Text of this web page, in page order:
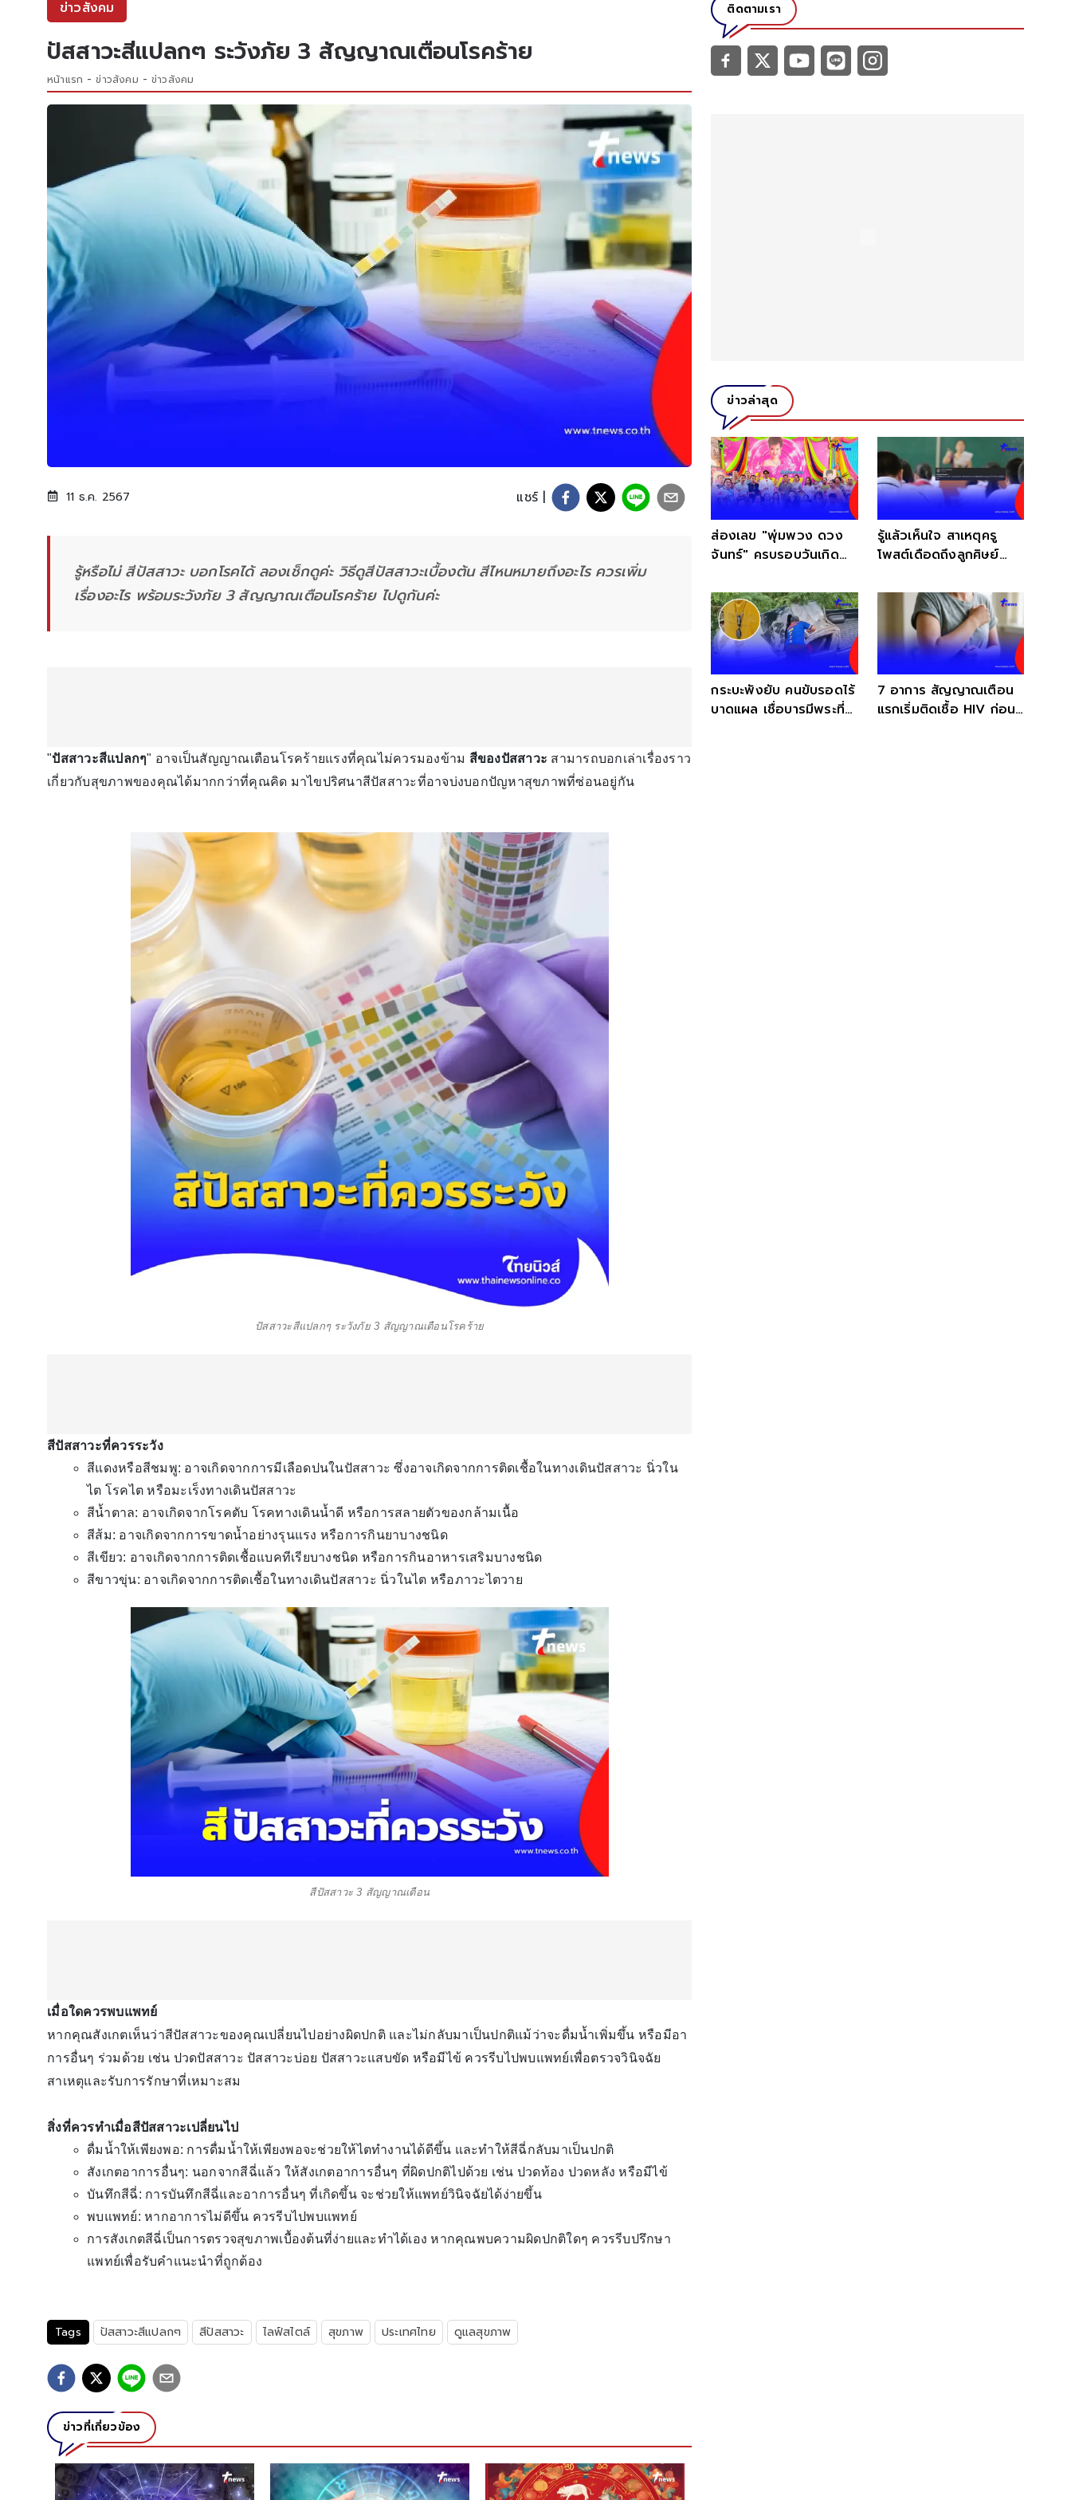
ข่าวสังคม
ปัสสาวะสีแปลกๆ ระวังภัย 3 สัญญาณเตือนโรคร้าย
หน้าแรก ข่าวสังคม ข่าวสังคม
11 ธ.ค. 2567 แชร์ |
รู้หรือไม่ สีปัสสาวะ บอกโรคได้ ลองเช็กดูค่ะ วิธีดูสีปัสสาวะเบื้องต้น สีไหนหมายถึงอะไร ควรเพิ่ม
เรื่องอะไร พร้อมระวังภัย 3 สัญญาณเตือนโรคร้าย ไปดูกันค่ะ
"ปัสสาวะสีแปลกๆ" อาจเป็นสัญญาณเตือนโรคร้ายแรงที่คุณไม่ควรมองข้าม สีของปัสสาวะ สามารถบอกเล่าเรื่องราว
เกี่ยวกับสุขภาพของคุณได้มากกว่าที่คุณคิด มาไขปริศนาสีปัสสาวะที่อาจบ่งบอกปัญหาสุขภาพที่ซ่อนอยู่กัน
ปัสสาวะสีแปลกๆ ระวังภัย 3 สัญญาณเตือนโรคร้าย
สีปัสสาวะที่ควรระวัง
สีแดงหรือสีชมพู: อาจเกิดจากการมีเลือดปนในปัสสาวะ ซึ่งอาจเกิดจากการติดเชื้อในทางเดินปัสสาวะ นิ่วใน
ไต โรคไต หรือมะเร็งทางเดินปัสสาวะ
สีน้ำตาล: อาจเกิดจากโรคตับ โรคทางเดินน้ำดี หรือการสลายตัวของกล้ามเนื้อ
สีส้ม: อาจเกิดจากการขาดน้ำอย่างรุนแรง หรือการกินยาบางชนิด
สีเขียว: อาจเกิดจากการติดเชื้อแบคทีเรียบางชนิด หรือการกินอาหารเสริมบางชนิด
สีขาวขุ่น: อาจเกิดจากการติดเชื้อในทางเดินปัสสาวะ นิ่วในไต หรือภาวะไตวาย
สีปัสสาวะ 3 สัญญาณเตือน
เมื่อใดควรพบแพทย์
หากคุณสังเกตเห็นว่าสีปัสสาวะของคุณเปลี่ยนไปอย่างผิดปกติ และไม่กลับมาเป็นปกติแม้ว่าจะดื่มน้ำเพิ่มขึ้น หรือมีอา
การอื่นๆ ร่วมด้วย เช่น ปวดปัสสาวะ ปัสสาวะบ่อย ปัสสาวะแสบขัด หรือมีไข้ ควรรีบไปพบแพทย์เพื่อตรวจวินิจฉัย
สาเหตุและรับการรักษาที่เหมาะสม
สิ่งที่ควรทำเมื่อสีปัสสาวะเปลี่ยนไป
ดื่มน้ำให้เพียงพอ: การดื่มน้ำให้เพียงพอจะช่วยให้ไตทำงานได้ดีขึ้น และทำให้สีฉี่กลับมาเป็นปกติ
สังเกตอาการอื่นๆ: นอกจากสีฉี่แล้ว ให้สังเกตอาการอื่นๆ ที่ผิดปกติไปด้วย เช่น ปวดท้อง ปวดหลัง หรือมีไข้
บันทึกสีฉี่: การบันทึกสีฉี่และอาการอื่นๆ ที่เกิดขึ้น จะช่วยให้แพทย์วินิจฉัยได้ง่ายขึ้น
พบแพทย์: หากอาการไม่ดีขึ้น ควรรีบไปพบแพทย์
การสังเกตสีฉี่เป็นการตรวจสุขภาพเบื้องต้นที่ง่ายและทำได้เอง หากคุณพบความผิดปกติใดๆ ควรรีบปรึกษา
แพทย์เพื่อรับคำแนะนำที่ถูกต้อง
Tags ปัสสาวะสีแปลกๆ สีปัสสาวะ ไลฟ์สไตล์ สุขภาพ ประเทศไทย ดูแลสุขภาพ
ข่าวที่เกี่ยวข้อง
5 จุดห้ามนวด สายนวดต้องรู้ไว้
ติดตามเรา
ข่าวล่าสุด
ส่องเลข "พุ่มพวง ดวง
จันทร์" ครบรอบวันเกิด
รู้แล้วเห็นใจ สาเหตุครู
โพสต์เดือดถึงลูกศิษย์
กระบะพังยับ คนขับรอดไร้
บาดแผล เชื่อบารมีพระที่
7 อาการ สัญญาณเตือน
แรกเริ่มติดเชื้อ HIV ก่อน